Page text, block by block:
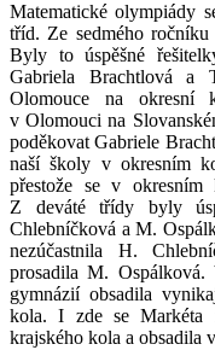
Matematické olympiády
tříd. Ze sedmého
Byly to úspěšné
Gabriela Brachtlová a
Olomouce na okresní
v Olomouci na
poděkovat Gabriele
naší školy v okresním
přestože se v okresním
Z deváté třídy byly
Chlebníčková a M.
nezúčastnila H.
prosadila M.
gymnázií obsadila
kola. I zde se Markéta
krajského kola a obsadila